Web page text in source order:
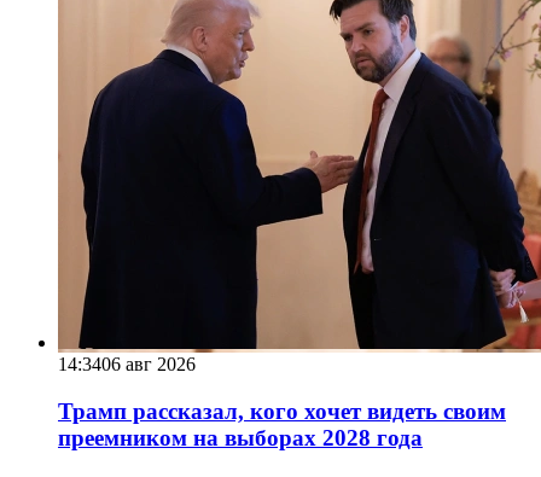
14:3406 авг 2026
Трамп рассказал, кого хочет видеть своим
преемником на выборах 2028 года